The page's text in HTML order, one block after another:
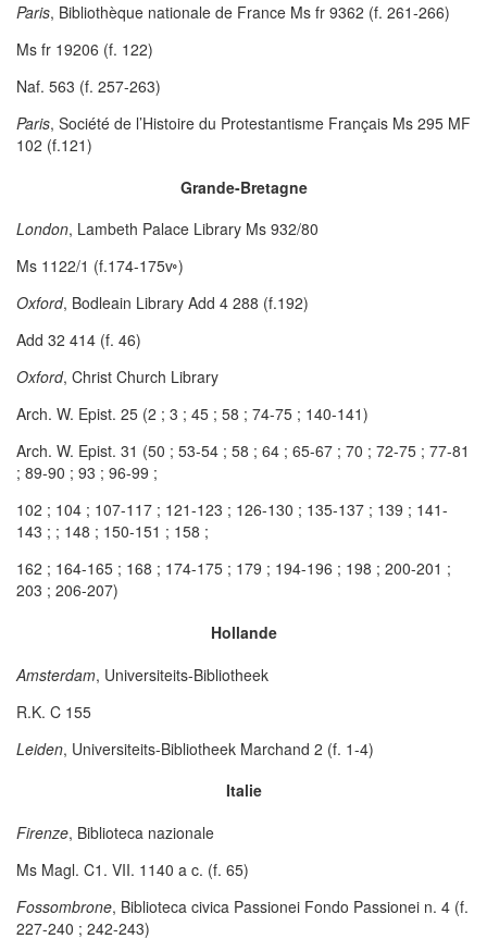
Paris, Bibliothèque nationale de France Ms fr 9362 (f. 261-266)
Ms fr 19206 (f. 122)
Naf. 563 (f. 257-263)
Paris, Société de l’Histoire du Protestantisme Français Ms 295 MF
102 (f.121)
Grande-Bretagne
London, Lambeth Palace Library Ms 932/80
Ms 1122/1 (f.174-175v◦)
Oxford, Bodleain Library Add 4 288 (f.192)
Add 32 414 (f. 46)
Oxford, Christ Church Library
Arch. W. Epist. 25 (2 ; 3 ; 45 ; 58 ; 74-75 ; 140-141)
Arch. W. Epist. 31 (50 ; 53-54 ; 58 ; 64 ; 65-67 ; 70 ; 72-75 ; 77-81
; 89-90 ; 93 ; 96-99 ;
102 ; 104 ; 107-117 ; 121-123 ; 126-130 ; 135-137 ; 139 ; 141-
143 ; ; 148 ; 150-151 ; 158 ;
162 ; 164-165 ; 168 ; 174-175 ; 179 ; 194-196 ; 198 ; 200-201 ;
203 ; 206-207)
Hollande
Amsterdam, Universiteits-Bibliotheek
R.K. C 155
Leiden, Universiteits-Bibliotheek Marchand 2 (f. 1-4)
Italie
Firenze, Biblioteca nazionale
Ms Magl. C1. VII. 1140 a c. (f. 65)
Fossombrone, Biblioteca civica Passionei Fondo Passionei n. 4 (f.
227-240 ; 242-243)